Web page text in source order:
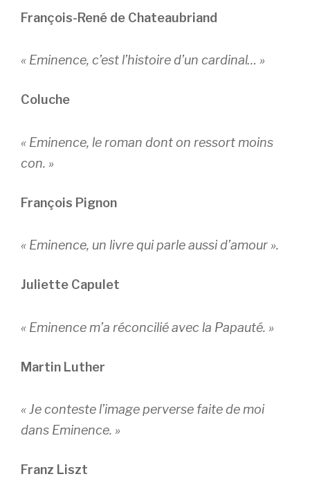
François-René de Chateaubriand
« Eminence, c’est l’histoire d’un cardinal… »
Coluche
« Eminence, le roman dont on ressort moins
con. »
François Pignon
« Eminence, un livre qui parle aussi d’amour ».
Juliette Capulet
« Eminence m’a réconcilié avec la Papauté. »
Martin Luther
« Je conteste l’image perverse faite de moi
dans Eminence. »
Franz Liszt